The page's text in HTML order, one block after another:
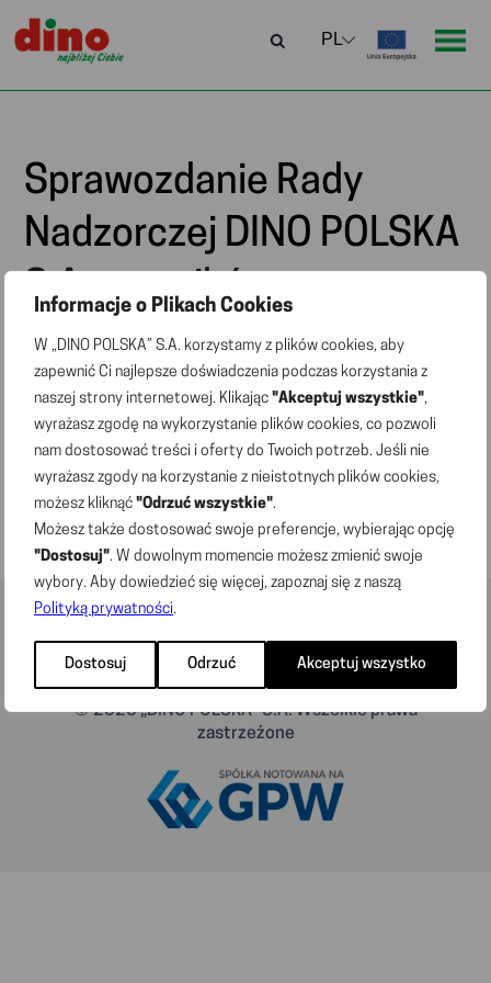
Informacje o Plikach Cookies
W „DINO POLSKA” S.A. korzystamy z plików cookies, aby
zapewnić Ci najlepsze doświadczenia podczas korzystania z
naszej strony internetowej. Klikając "Akceptuj wszystkie",
wyrażasz zgodę na wykorzystanie plików cookies, co pozwoli
nam dostosować treści i oferty do Twoich potrzeb. Jeśli nie
wyrażasz zgody na korzystanie z nieistotnych plików cookies,
możesz kliknąć "Odrzuć wszystkie".
Możesz także dostosować swoje preferencje, wybierając opcję
"Dostosuj". W dowolnym momencie możesz zmienić swoje
wybory. Aby dowiedzieć się więcej, zapoznaj się z naszą
Polityką prywatności.
Dostosuj Odrzuć Akceptuj wszystko
Sprawozdanie Rady
Nadzorczej DINO POLSKA
S.A. z wyników oceny
sprawozdań Spółki za
2024 rok
Sprawozdanie Rady Nadzorczej DINO POLSKA S.A. z
wyników oceny sprawozdań Spółki za 2024 rok
© 2026 „DINO POLSKA” S.A. Wszelkie prawa
zastrzeżone